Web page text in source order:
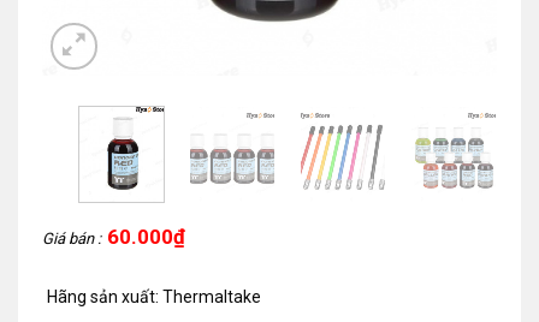
Giá bán : 60.000₫
Hãng sản xuất: Thermaltake